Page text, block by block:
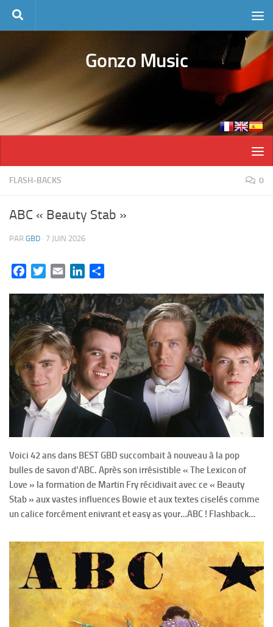
Skip to content
Gonzo Music
FLASH-BACKS 0
ABC « Beauty Stab »
PAR GBD · 7 JUIN 2026
FacebookTwitterEmail LinkedIn
Voici 42 ans dans BEST GBD succombait à nouveau à la pop
bulles de savon d’ABC. Après son irrésistible « The Lexicon of
Love » la formation de Martin Fry récidivait avec ce « Beauty
Stab » aux vastes influences Bowie et aux textes ciselés comme
un calice forcément enivrant et easy as your…ABC ! Flashback…